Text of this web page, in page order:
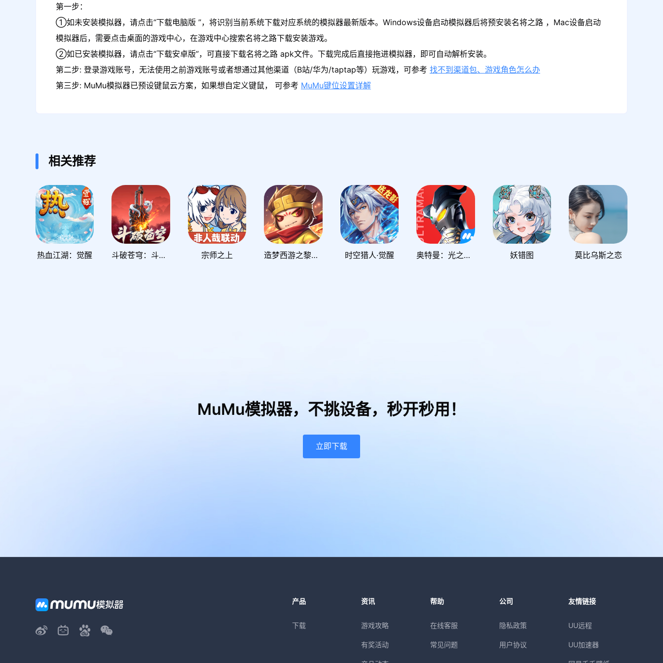
第一步：
①如未安装模拟器，请点击“下载电脑版 ”，将识别当前系统下载对应系统的模拟器最新版本。Windows设备启动模拟器后将预安装名将之路 ，Mac设备启动
模拟器后，需要点击桌面的游戏中心，在游戏中心搜索名将之路下载安装游戏。
②如已安装模拟器，请点击“下载安卓版”，可直接下载名将之路 apk文件。下载完成后直接拖进模拟器，即可自动解析安装。
第二步: 登录游戏账号，无法使用之前游戏账号或者想通过其他渠道（B站/华为/taptap等）玩游戏，可参考 找不到渠道包、游戏角色怎么办
第三步: MuMu模拟器已预设键鼠云方案，如果想自定义键鼠， 可参考 MuMu键位设置详解
相关推荐
热血江湖：觉醒 斗破苍穹：斗帝之路 宗师之上 造梦西游之黎尤浩劫篇 时空猎人·觉醒 奥特曼：光之战士 妖错图 莫比乌斯之恋
MuMu模拟器， 不挑设备，秒开秒用！
立即下载
产品
下载
资讯
游戏攻略
有奖活动
帮助
在线客服
常见问题
公司
隐私政策
用户协议
友情链接
UU远程
UU加速器